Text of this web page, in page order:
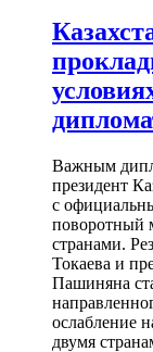
Важным
президент
с
поворотный
странами.
Токаева и
Пашиняна
ослабление
двумя